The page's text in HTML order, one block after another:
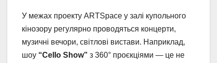
У межах проекту ARTSpace у залі купольного
кінозору регулярно проводяться концерти,
музичні вечори, світлові вистави. Наприклад,
шоу “Cello Show” з 360° проєкціями — це не